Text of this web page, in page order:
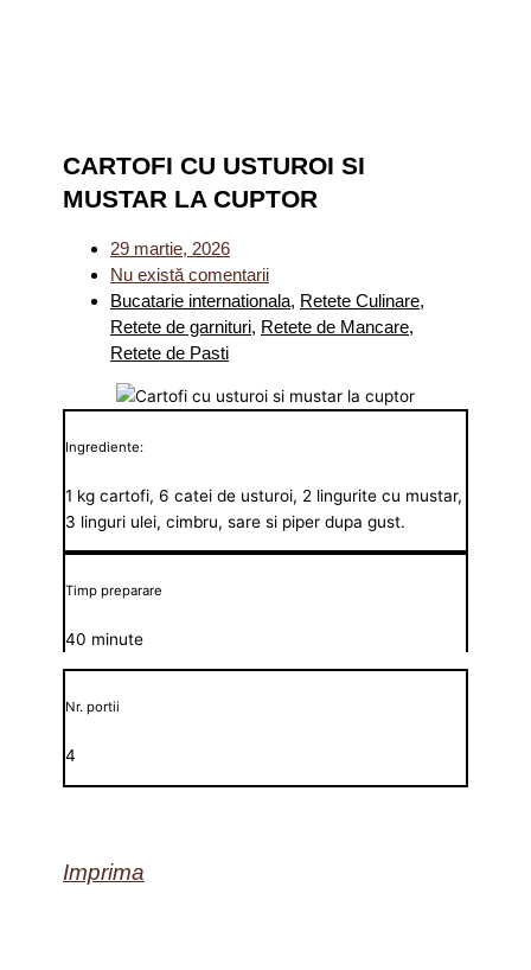
CARTOFI CU USTUROI SI
MUSTAR LA CUPTOR
29 martie, 2026
Nu există comentarii
Bucatarie internationala, Retete Culinare,
Retete de garnituri, Retete de Mancare,
Retete de Pasti
Ingrediente:
1 kg cartofi, 6 catei de usturoi, 2 lingurite cu mustar,
3 linguri ulei, cimbru, sare si piper dupa gust.
Timp preparare
40 minute
Nr. portii
4
Imprima